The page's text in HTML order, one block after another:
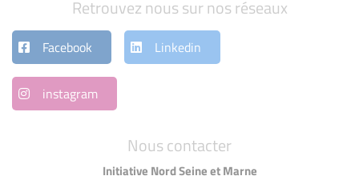
Nous contacter
Initiative Nord Seine et Marne
Retrouvez nous sur nos réseaux
Facebook Linkedin
instagram